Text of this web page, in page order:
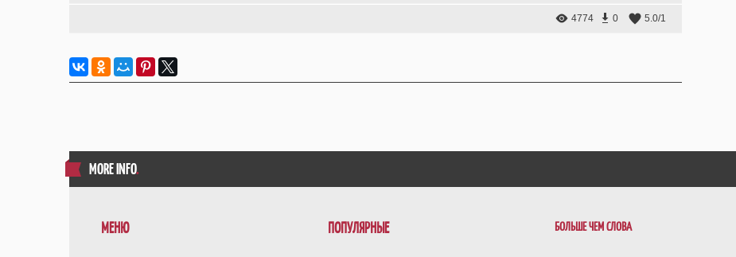
4774 0 5.0/1
MORE INFO.
МЕНЮ ПОПУЛЯРНЫЕ БОЛЬШЕ ЧЕМ СЛОВА